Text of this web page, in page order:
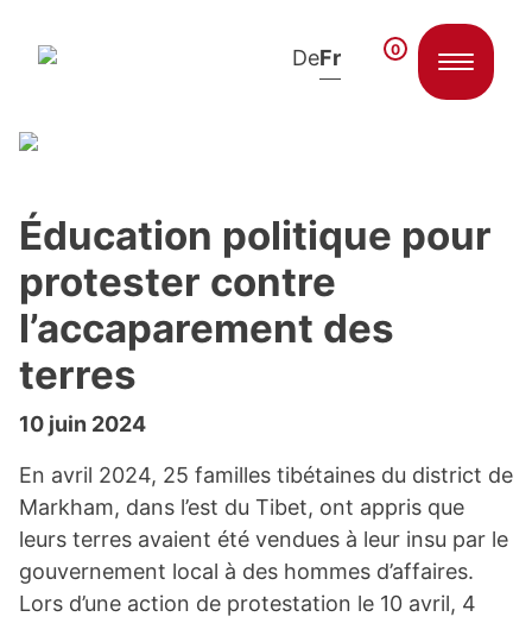
Skip to content
DeFr 0
Éducation politique pour
protester contre
l’accaparement des
terres
10 juin 2024
En avril 2024, 25 familles tibétaines du district de
Markham, dans l’est du Tibet, ont appris que
leurs terres avaient été vendues à leur insu par le
gouvernement local à des hommes d’affaires.
Lors d’une action de protestation le 10 avril, 4